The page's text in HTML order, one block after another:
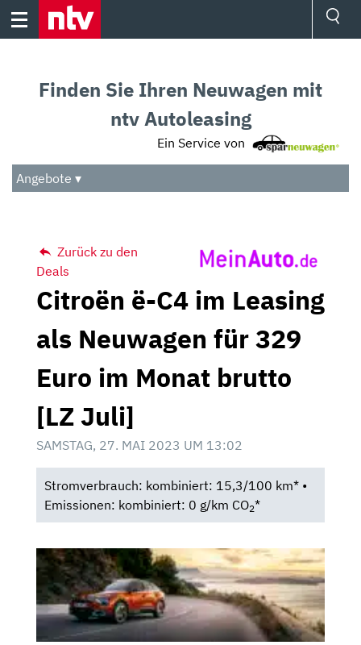
Skip
Audio
Das Beste
Finden Sie Ihren Neuwagen mit
ntv Autoleasing
Ein Service von
Angebote ▾
Zurück zu den
Deals
Citroën ë-C4 im Leasing
als Neuwagen für 329
Euro im Monat brutto
[LZ Juli]
SAMSTAG, 27. MAI 2023 UM 13:02
Stromverbrauch: kombiniert: 15,3/100 km* •
Emissionen: kombiniert: 0 g/km CO2*